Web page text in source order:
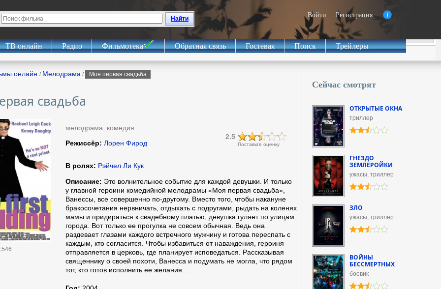
Войти Регистрация
Найти
ТВ онлайн Радио Фильмотека Обратная связь Гостевая Поиск Трейлеры
онлайн / Мелодрама / Моя первая свадьба
свадьба
мелодрама, комедия
Поставьте оценку
2.5
Режиссёр: Лорен Фирод
В ролях: Рэйчел Ли Кук
Описание: Это волнительное событие для каждой девушки. И только
у главной героини комедийной мелодрамы «Моя первая свадьба»,
Ванессы, все совершенно по-другому. Вместо того, чтобы накануне
бракосочетания нервничать, отдыхать с подругами, рыдать на коленях
мамы и придираться к свадебному платью, девушка гуляет по улицам
города. Вот только ее прогулка не совсем обычная. Ведь она
раздевает глазами каждого встречного мужчину и готова переспать с
каждым, кто согласится. Чтобы избавиться от наваждения, героиня
отправляется в церковь, где планирует исповедаться. Рассказывая
священнику о своей похоти, Ванесса и подумать не могла, что рядом
тот, кто готов исполнить ее желания…
Сейчас смотрят
ОТКРЫТЫЕ ОКНА
триллер
ГНЕЗДО
ЗЕМЛЕРОЙКИ
ужасы, триллер
ЗЛО
ужасы, триллер
ВОЙНЫ
БЕССМЕРТНЫХ
боевик